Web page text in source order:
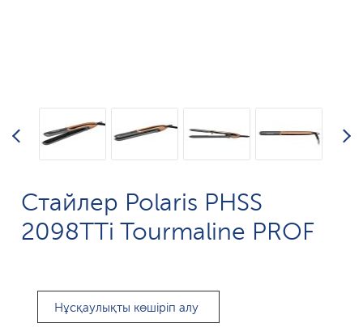
Стайлер Polaris PHSS
2098TTi Tourmaline PROF
Нұсқаулықты көшіріп алу